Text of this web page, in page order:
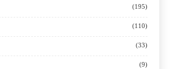
(195)
(110)
(33)
(9)